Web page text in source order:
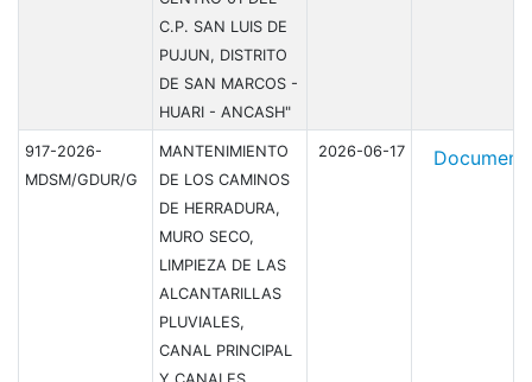
C.P. SAN LUIS DE
PUJUN, DISTRITO
DE SAN MARCOS -
HUARI - ANCASH"
917-2026-
MDSM/GDUR/G
MANTENIMIENTO
DE LOS CAMINOS
DE HERRADURA,
MURO SECO,
LIMPIEZA DE LAS
ALCANTARILLAS
PLUVIALES,
CANAL PRINCIPAL
2026-06-17